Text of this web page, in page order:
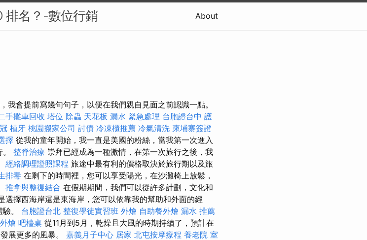
排名？-數位行銷 About
會提前寫幾句句子，以便在我們親自見面之前認識一點。
手攤車回收 塔位 除蟲 天花板 漏水 緊急處理 台胞證台中 護
植牙 桃園搬家公司 討債 冷凍櫃推薦 冷氣清洗 柬埔寨簽證
擇 從我的童年開始，我一直是美國的粉絲，當我第一次進入
整脊治療 崇拜已經成為一種激情，在第一次旅行之後，我
經絡調理證照課程 旅途中最有利的價格取決於旅行期以及旅
排毒 在剩下的時間裡，您可以享受陽光，在沙灘椅上放鬆，
推拿與整復結合 在假期期間，我們可以從許多計劃，文化和
擇西海岸還是東海岸，您可以依靠我的幫助和外面的經
。 台胞證台北 整復學徒實習班 外燴 自助餐外燴 漏水 推薦
燴 吧檯桌 從11月到5月，乾燥且大風的時期持續了，預計在
展更多的風暴。 嘉義月子中心 居家 北屯按摩療程 養老院 室